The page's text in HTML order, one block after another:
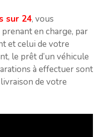
sur 24, vous
prenant en charge, par
et celui de votre
le prêt d’un véhicule
à effectuer sont
de votre